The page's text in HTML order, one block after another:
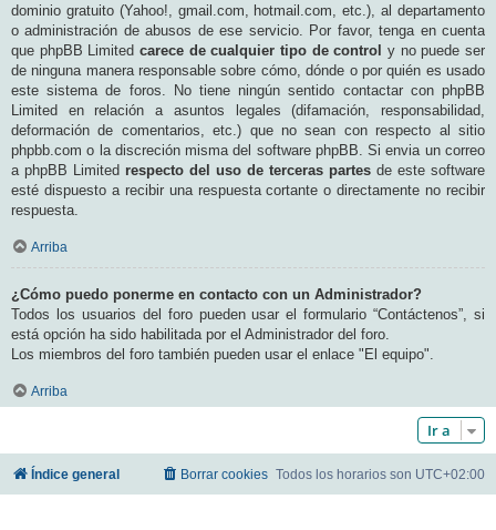
dominio gratuito (Yahoo!, gmail.com, hotmail.com, etc.), al departamento
o administración de abusos de ese servicio. Por favor, tenga en cuenta
que phpBB Limited carece de cualquier tipo de control y no puede ser
de ninguna manera responsable sobre cómo, dónde o por quién es usado
este sistema de foros. No tiene ningún sentido contactar con phpBB
Limited en relación a asuntos legales (difamación, responsabilidad,
deformación de comentarios, etc.) que no sean con respecto al sitio
phpbb.com o la discreción misma del software phpBB. Si envia un correo
a phpBB Limited respecto del uso de terceras partes de este software
esté dispuesto a recibir una respuesta cortante o directamente no recibir
respuesta.
Arriba
¿Cómo puedo ponerme en contacto con un Administrador?
Todos los usuarios del foro pueden usar el formulario “Contáctenos”, si
está opción ha sido habilitada por el Administrador del foro.
Los miembros del foro también pueden usar el enlace "El equipo".
Arriba
Ir a
Índice general Todos los horarios son UTC+02:00
Borrar cookies